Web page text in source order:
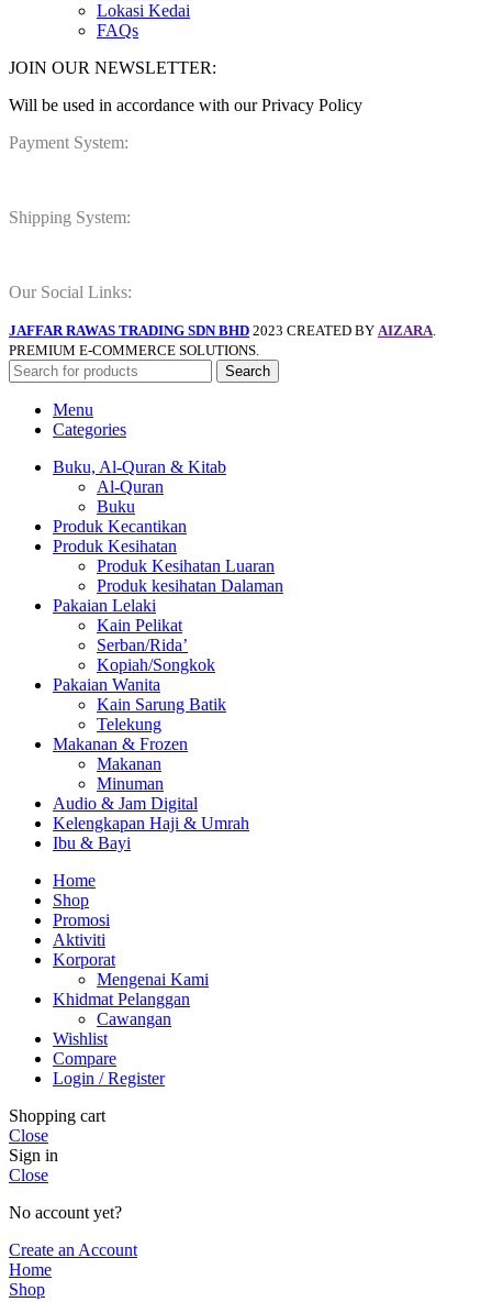
Lokasi Kedai
FAQs
JOIN OUR NEWSLETTER:
Will be used in accordance with our Privacy Policy
Payment System:
Shipping System:
Our Social Links:
JAFFAR RAWAS TRADING SDN BHD 2023 CREATED BY AIZARA
PREMIUM E-COMMERCE SOLUTIONS.
Search
Menu
Categories
Buku, Al-Quran & Kitab
Al-Quran
Buku
Produk Kecantikan
Produk Kesihatan
Produk Kesihatan Luaran
Produk kesihatan Dalaman
Pakaian Lelaki
Kain Pelikat
Serban/Rida’
Kopiah/Songkok
Pakaian Wanita
Kain Sarung Batik
Telekung
Makanan & Frozen
Makanan
Minuman
Audio & Jam Digital
Kelengkapan Haji & Umrah
Ibu & Bayi
Home
Shop
Promosi
Aktiviti
Korporat
Mengenai Kami
Khidmat Pelanggan
Cawangan
Wishlist
Compare
Login / Register
Shopping cart
Close
Sign in
Close
No account yet?
Create an Account
Home
Shop